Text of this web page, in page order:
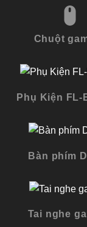
Chuột
Phụ Kiện FL-
Bàn phím
Tai nghe